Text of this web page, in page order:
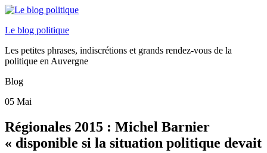
Le blog politique
Les petites phrases, indiscrétions et grands rendez-vous de la
politique en Auvergne
Blog
05 Mai
Régionales 2015 : Michel Barnier
« disponible si la situation politique devait